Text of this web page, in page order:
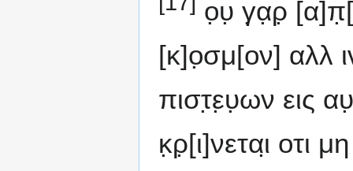
ο̣υ̣ γ̣α̣ρ̣
[κ]ο̣σμ[ον] αλλ
πιστ̣ε̣υ̣ων εις
κ̣ρ̣[ι]νεται̣ οτι